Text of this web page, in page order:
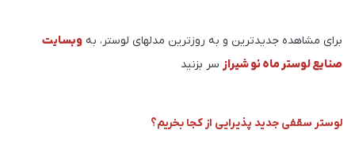
برای مشاهده جدیدترین و به روزترین مدلهای لوستر، به وبسایت
صنایع لوستر ماه نو شیراز سر بزنید
لوستر سقفی جدید پذیرایی از کجا بخریم؟